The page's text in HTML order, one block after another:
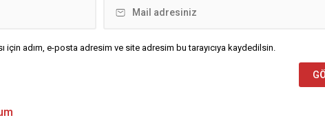
için adım, e-posta adresim ve site adresim bu tarayıcıya kaydedilsin.